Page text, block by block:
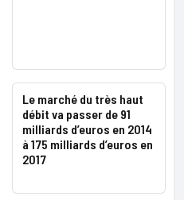
Le marché du très haut
débit va passer de 91
milliards d’euros en 2014
à 175 milliards d’euros en
2017